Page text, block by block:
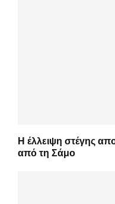
Η έλλειψη στέγης
από τη Σάμο